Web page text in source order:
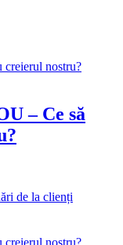
– Ce să
de la clienți